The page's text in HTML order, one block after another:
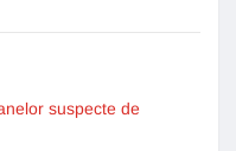
suspecte de